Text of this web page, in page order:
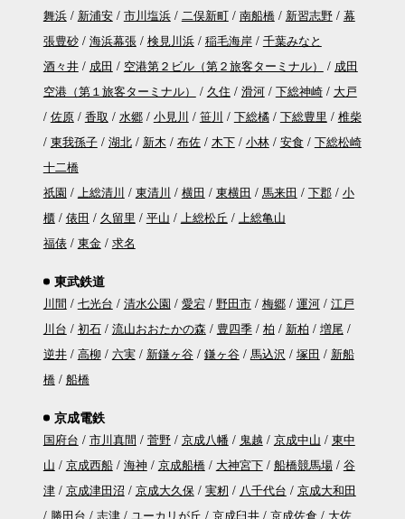
舞浜
新浦安 市川塩浜 二俣新町 南船橋 新習志野
幕
張豊砂
海浜幕張 検見川浜 稲毛海岸
千葉みなと
酒々井
成田 空港第２ビル（第２旅客ターミナル）
成田
空港（第１旅客ターミナル）
久住 滑河 下総神崎
大戸
佐原
香取 水郷 小見川 笹川 下総橘 下総豊里
椎柴
東我孫子
湖北 新木 布佐 木下 小林 安食
下総松崎
十二橋
祇園
上総清川 東清川 横田 東横田 馬来田 下郡
小
櫃
俵田 久留里 平山 上総松丘
上総亀山
福俵
東金 求名
東武鉄道
川間 七光台 清水公園 愛宕 野田市 梅郷 運河
江戸
川台
初石 流山おおたかの森 豊四季 柏 新柏
増尾
逆井
高柳 六実 新鎌ヶ谷 鎌ヶ谷 馬込沢 塚田
新船
橋
船橋
京成電鉄
国府台 市川真間 菅野 京成八幡 鬼越 京成中山
東中
山
京成西船 海神 京成船橋 大神宮下 船橋競馬場
谷
津
京成津田沼 京成大久保 実籾 八千代台
京成大和田
勝田台
志津 ユーカリが丘 京成臼井 京成佐倉
大佐